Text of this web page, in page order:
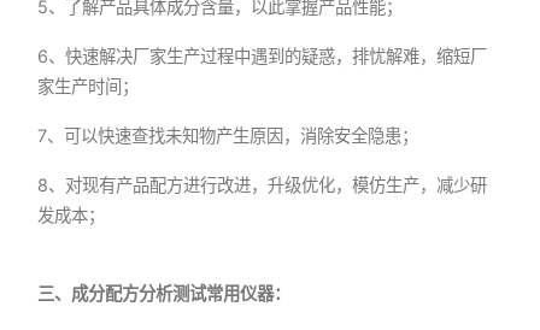
5、了解产品具体成分含量，以此掌握产品性能；
6、快速解决厂家生产过程中遇到的疑惑，排忧解难，缩短厂
家生产时间；
7、可以快速查找未知物产生原因，消除安全隐患；
8、对现有产品配方进行改进，升级优化，模仿生产，减少研
发成本；
三、成分配方分析测试常用仪器：